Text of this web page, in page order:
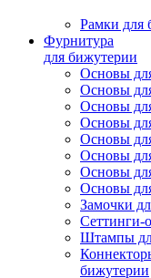
Рамки для
Фурнитура
для бижутерии
Основы
Основы
Основы
Основы
Основы
Основы
Основы
Основы
Замочки
Сеттинги-
Штампы
бижутерии